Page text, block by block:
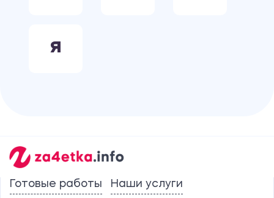
Я
Готовые работы
Наши услуги